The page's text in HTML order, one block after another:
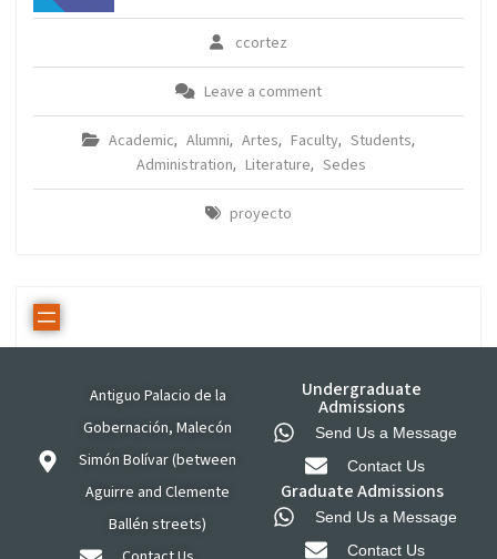
ccortez
Leave a comment
Academic, Alumni, Artes, Faculty, Students,
Administration, Literature, Sedes
proyecto
Antiguo Palacio de la
Gobernación, Malecón
Simón Bolívar (between
Aguirre and Clemente
Ballén streets)
Undergraduate
Admissions
Send Us a Message
Contact Us
Graduate Admissions
Send Us a Message
Contact Us